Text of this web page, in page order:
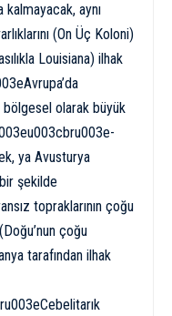
kalmayacak, aynı
(On Üç Koloni)
Louisiana) ilhak
bölgesel olarak büyük
ya Avusturya
şekilde
topraklarının çoğu
çoğu
tarafından ilhak